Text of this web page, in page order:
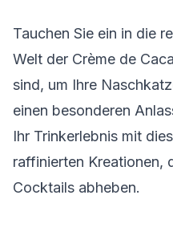
Tauchen Sie ein in die
Welt der Crème de
sind, um Ihre
einen besonderen
Ihr Trinkerlebnis mit
raffinierten Kreationen,
Cocktails abheben.